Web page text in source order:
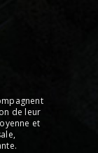
de leur
et